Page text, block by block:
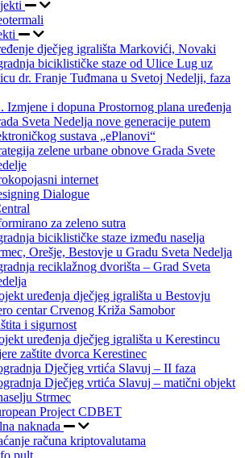
dječjeg igrališta Markovići, Novaki
biciklističke staze od Ulice Lug uz
dr. Franje Tuđmana u Svetoj Nedelji, faza
Izmjene i dopuna Prostornog plana uređenja
Sveta Nedelja nove generacije putem
sustava „ePlanovi“
zelene urbane obnove Grada Svete
internet
Dialogue
za zeleno sutra
biciklističke staze između naselja
Orešje, Bestovje u Gradu Sveta Nedelja
reciklažnog dvorišta – Grad Sveta
uređenja dječjeg igrališta u Bestovju
centar Crvenog Križa Samobor
i sigurnost
uređenja dječjeg igrališta u Kerestincu
zaštite dvorca Kerestinec
Dječjeg vrtića Slavuj – II faza
Dječjeg vrtića Slavuj – matični objekt
Strmec
Project CDBET
naknada
računa kriptovalutama